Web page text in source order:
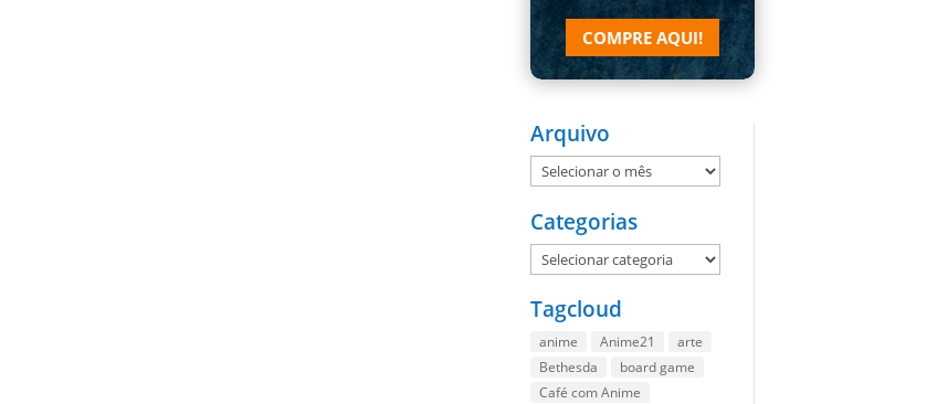
COMPRE AQUI!
Arquivo
Arquivo
Categorias
Categorias
Tagcloud
anime Anime21
arte
Bethesda
board game
Café com Anime